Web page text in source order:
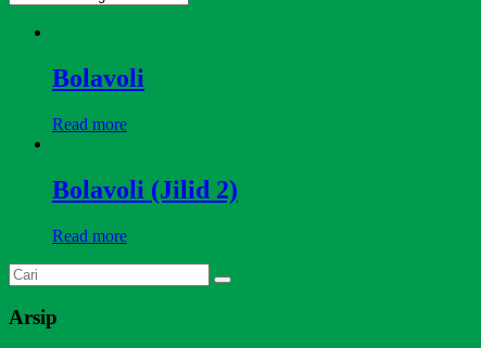
Bolavoli
Read more
Bolavoli (Jilid 2)
Read more
Arsip